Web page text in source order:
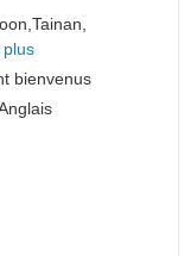
Tainan,
plus
bienvenus